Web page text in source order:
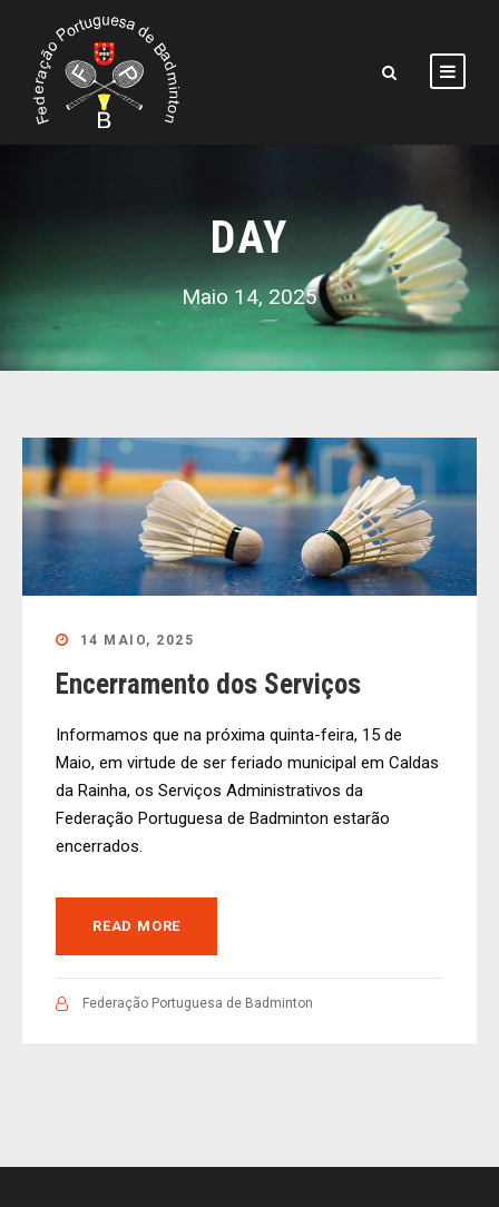
DAY
Maio 14, 2025
14 MAIO, 2025
Encerramento dos Serviços
Informamos que na próxima quinta-feira, 15 de
Maio, em virtude de ser feriado municipal em Caldas
da Rainha, os Serviços Administrativos da
Federação Portuguesa de Badminton estarão
encerrados.
READ MORE
Federação Portuguesa de Badminton